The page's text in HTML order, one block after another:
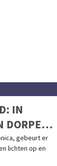
IN
DORPE
MIJN
gebeurt er
lichten op en